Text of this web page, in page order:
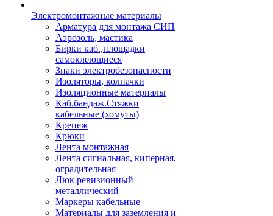
Электромонтажные материалы
Арматура для монтажа СИП
Аэрозоль, мастика
Бирки каб.,площадки
самоклеющиеся
Знаки электробезопасности
Изоляторы, колпачки
Изоляционные материалы
Каб.бандаж.Стяжки
кабельные (хомуты)
Крепеж
Крюки
Лента монтажная
Лента сигнальная, киперная,
оградительная
Люк ревизионный
металлический
Маркеры кабельные
Материалы для заземления и